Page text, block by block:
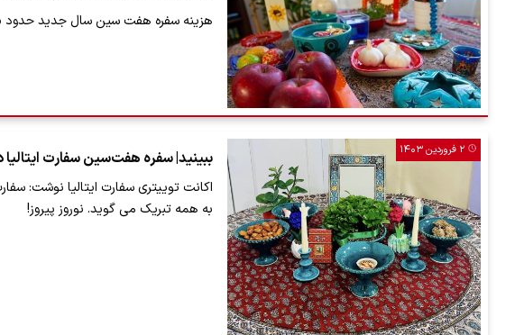
هزینه سفره هفت سین سال جدید حدود ۴۹۵ هزار تومان خواهد بود.
۲ فروردین ۱۴۰۳ ببینید| سفره هفت‌سین سفارت ایتالیا
اکانت توییتری سفارت ایتالیا نوشت:
به همه تبریک می گوید. نوروز پیروز!